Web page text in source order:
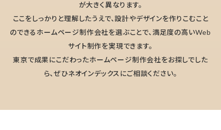
が大きく異なります。
ここをしっかりと理解したうえで、設計やデザインを作りこむこと
のできるホームページ制作会社を選ぶことで、満足度の高いWeb
サイト制作を実現できます。
東京で成果にこだわったホームページ制作会社をお探しでした
ら、ぜひネオインデックスにご相談ください。